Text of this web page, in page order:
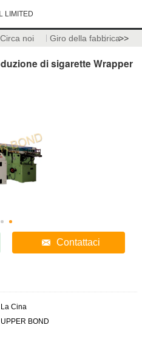
LIMITED
Circa noi Giro della fabbrica>>
di sigarette Wrapper
Contattaci
La Cina
UPPER BOND